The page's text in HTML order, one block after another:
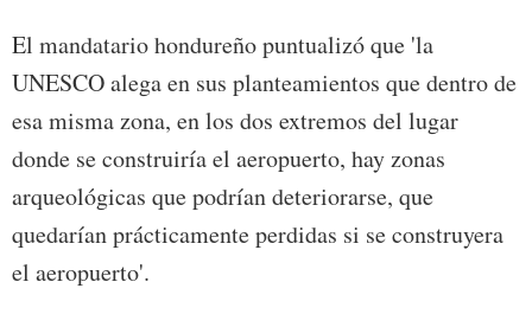
El mandatario hondureño puntualizó que 'la
UNESCO alega en sus planteamientos que dentro de
esa misma zona, en los dos extremos del lugar
donde se construiría el aeropuerto, hay zonas
arqueológicas que podrían deteriorarse, que
quedarían prácticamente perdidas si se construyera
el aeropuerto'.